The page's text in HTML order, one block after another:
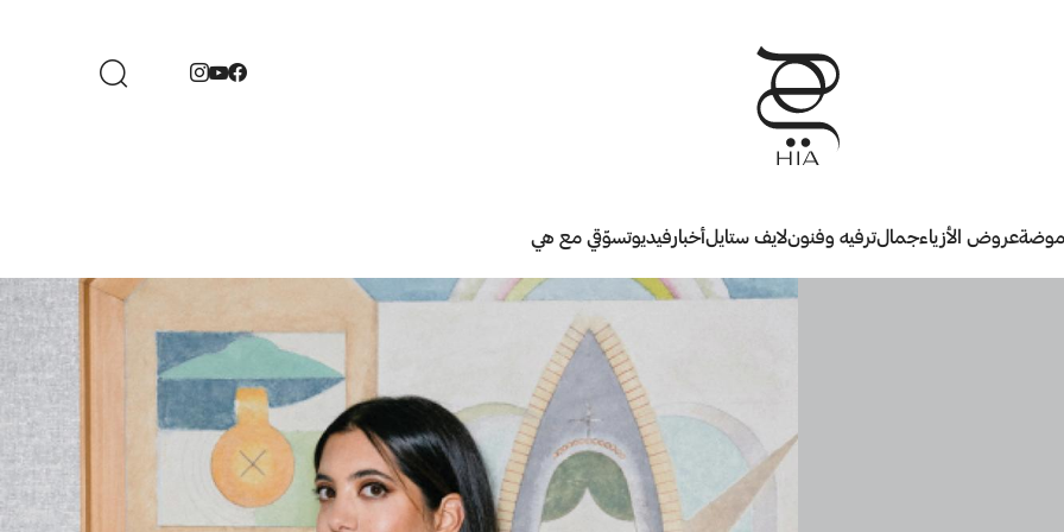
موضةعروض الأزياءجمالترفيه وفنونلايف ستايلأخبارفيديوتسوّقي مع هي